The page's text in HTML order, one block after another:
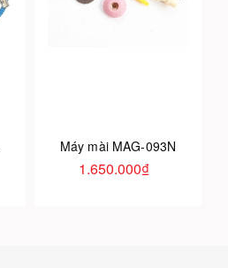
Máy mài MAG-093N
1.650.000₫